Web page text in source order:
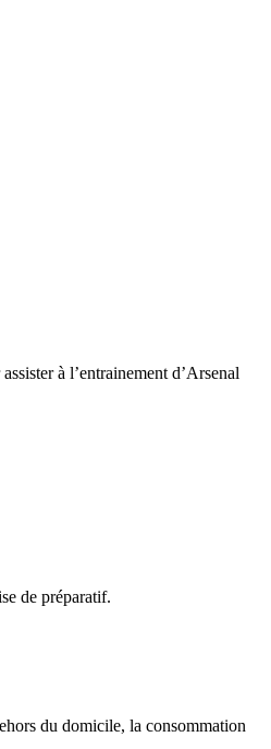
à l’entrainement d’Arsenal
de préparatif.
du domicile, la consommation